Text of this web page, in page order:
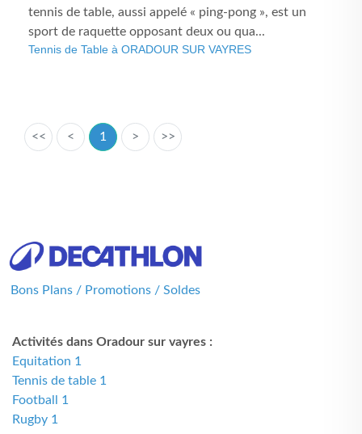
tennis de table, aussi appelé « ping-pong », est un
sport de raquette opposant deux ou qua...
Tennis de Table à ORADOUR SUR VAYRES
<< < 1 > >>
Bons Plans / Promotions / Soldes
Activités dans Oradour sur vayres :
Equitation 1
Tennis de table 1
Football 1
Rugby 1